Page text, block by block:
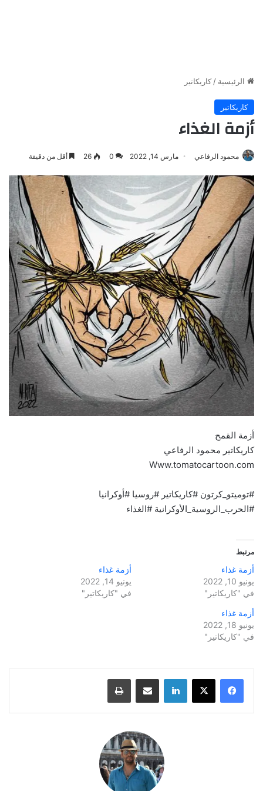
الرئيسية / كاريكاتير
كاريكاتير
أزمة الغذاء
محمود الرفاعي مارس 14, 2022 0
26 أقل من دقيقة
أزمة القمح
كاريكاتير محمود الرفاعي
Www.tomatocartoon.com
#توميتو_كرتون #كاريكاتير #روسيا #أوكرانيا
#الحرب_الروسية_الأوكرانية #الغذاء
مرتبط
أزمة غذاء
يونيو 10, 2022
في "كاريكاتير"
أزمة غذاء
يونيو 14, 2022
في "كاريكاتير"
أزمة غذاء
يونيو 18, 2022
في "كاريكاتير"
لينكدإن مشاركة عبر البريد طباعة